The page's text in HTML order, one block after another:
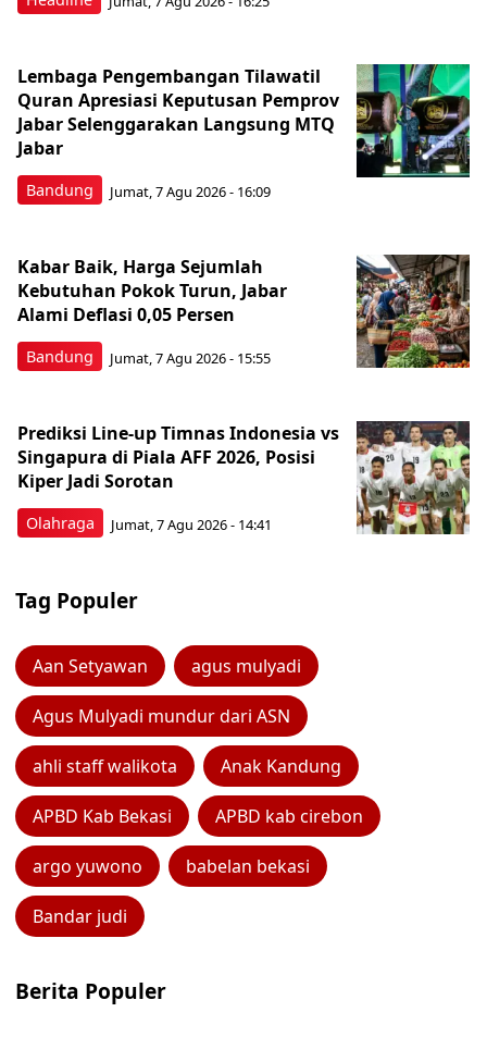
Bandung
Lembaga Pengembangan Tilawatil
Quran Apresiasi Keputusan Pemprov
Jabar Selenggarakan Langsung MTQ
Jabar
Jumat, 7 Agu 2026 - 16:09
Bandung
Kabar Baik, Harga Sejumlah
Kebutuhan Pokok Turun, Jabar
Alami Deflasi 0,05 Persen
Jumat, 7 Agu 2026 - 15:55
Olahraga
Prediksi Line-up Timnas Indonesia vs
Singapura di Piala AFF 2026, Posisi
Kiper Jadi Sorotan
Jumat, 7 Agu 2026 - 14:41
Tag Populer
Aan Setyawan agus mulyadi
Agus Mulyadi mundur dari ASN
ahli staff walikota Anak Kandung
APBD Kab Bekasi APBD kab cirebon
argo yuwono babelan bekasi
Bandar judi
Berita Populer